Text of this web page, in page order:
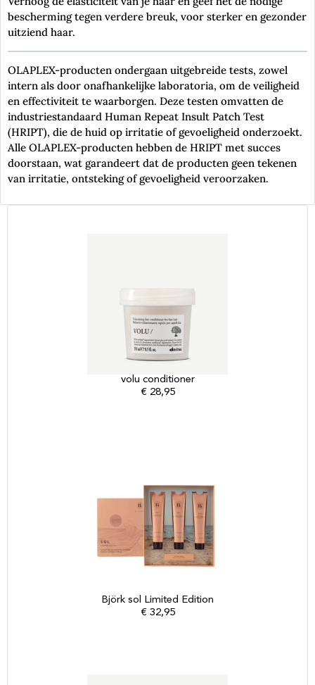
bescherming tegen verdere breuk, voor sterker en gezonder
uitziend haar.
OLAPLEX-producten ondergaan uitgebreide tests, zowel
intern als door onafhankelijke laboratoria, om de veiligheid
en effectiviteit te waarborgen. Deze testen omvatten de
industriestandaard Human Repeat Insult Patch Test
(HRIPT), die de huid op irritatie of gevoeligheid onderzoekt.
Alle OLAPLEX-producten hebben de HRIPT met succes
doorstaan, wat garandeert dat de producten geen tekenen
van irritatie, ontsteking of gevoeligheid veroorzaken.
volu conditioner
€ 28,95
Björk sol Limited Edition
€ 32,95